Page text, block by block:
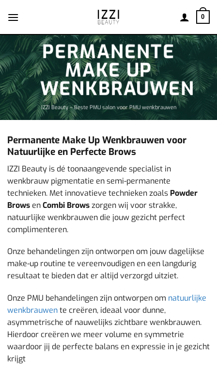
naar
0
PERMANENTE
MAKE UP
WENKBRAUWEN
IZZI Beauty – Beste PMU salon voor PMU wenkbrauwen
Permanente Make Up Wenkbrauwen voor
Natuurlijke en Perfecte Brows
IZZI Beauty is dé toonaangevende specialist in
wenkbrauw pigmentatie en semi-permanente
technieken. Met innovatieve technieken zoals Powder
Brows enCombi Browszorgen wij voor strakke,
natuurlijke wenkbrauwen die jouw gezicht perfect
complimenteren.
Onze behandelingen zijn ontworpen om jouw dagelijkse
make-up routine te vereenvoudigen en een langdurig
resultaat te bieden dat er altijd verzorgd uitziet.
Onze PMU behandelingen zijn ontworpen om natuurlijke
wenkbrauwente creëren, ideaal voor dunne,
asymmetrische of nauwelijks zichtbare wenkbrauwen.
Hierdoor creëren we meer volume en symmetrie
waardoor jij de perfecte balans en expressie in je gezicht
krijgt